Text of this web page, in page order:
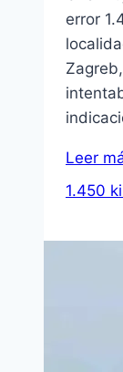
error
Leer
1.450